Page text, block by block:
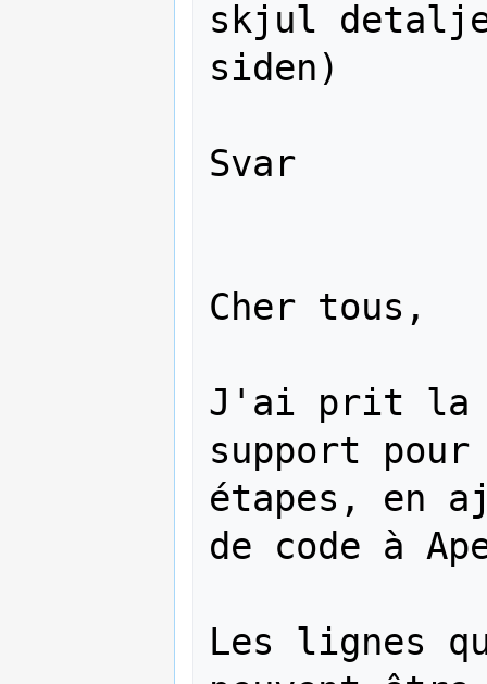
skjul
siden)
Svar
Cher tous,
J'ai prit la
support
étapes, en
de code à
Les lignes